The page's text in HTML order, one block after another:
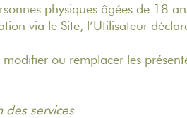
physiques âgées de
via le Site, l’Utilisateur
modifier ou remplacer les
des services